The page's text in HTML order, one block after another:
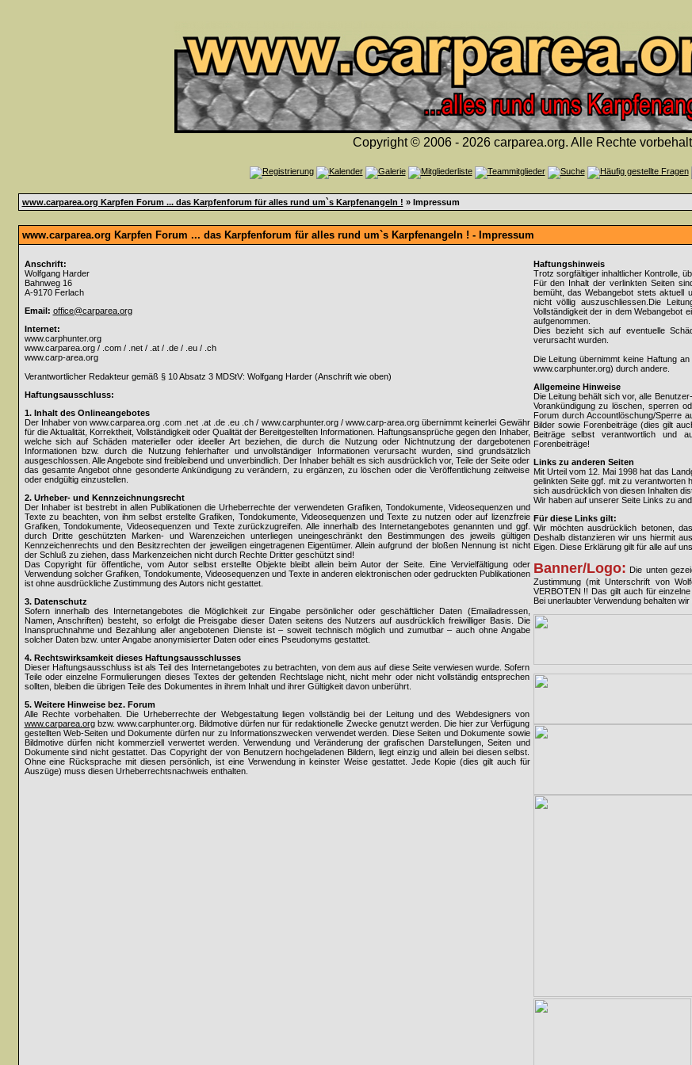
Copyright © 2006 - 2026 carparea.org. Alle Rechte
www.carparea.org Karpfen Forum ... das Karpfenforum für alles rund um`s Karpfenangeln ! » Impressum
www.carparea.org Karpfen Forum ... das Karpfenforum für alles rund um`s Karpfenangeln ! - Impressum
Anschrift:
Wolfgang Harder
Bahnweg 16
A-9170 Ferlach
Email: office@carparea.org
Internet:
www.carphunter.org
www.carparea.org / .com / .net / .at / .de / .eu / .ch
www.carp-area.org
Verantwortlicher Redakteur gemäß § 10 Absatz 3 MDStV: Wolfgang Harder (Anschrift wie oben)
Haftungsausschluss:
1. Inhalt des Onlineangebotes
Der Inhaber von www.carparea.org .com .net .at .de .eu .ch / www.carphunter.org / www.carp-area.org übernimmt keinerlei Gewähr
für die Aktualität, Korrektheit, Vollständigkeit oder Qualität der Bereitgestellten Informationen. Haftungsansprüche gegen den Inhaber,
welche sich auf Schäden materieller oder ideeller Art beziehen, die durch die Nutzung oder Nichtnutzung der dargebotenen
Informationen bzw. durch die Nutzung fehlerhafter und unvollständiger Informationen verursacht wurden, sind grundsätzlich
ausgeschlossen. Alle Angebote sind freibleibend und unverbindlich. Der Inhaber behält es sich ausdrücklich vor, Teile der Seite oder
das gesamte Angebot ohne gesonderte Ankündigung zu verändern, zu ergänzen, zu löschen oder die Veröffentlichung zeitweise
oder endgültig einzustellen.
2. Urheber- und Kennzeichnungsrecht
Der Inhaber ist bestrebt in allen Publikationen die Urheberrechte der verwendeten Grafiken, Tondokumente, Videosequenzen und
Texte zu beachten, von ihm selbst erstellte Grafiken, Tondokumente, Videosequenzen und Texte zu nutzen oder auf lizenzfreie
Grafiken, Tondokumente, Videosequenzen und Texte zurückzugreifen. Alle innerhalb des Internetangebotes genannten und ggf.
durch Dritte geschützten Marken- und Warenzeichen unterliegen uneingeschränkt den Bestimmungen des jeweils gültigen
Kennzeichenrechts und den Besitzrechten der jeweiligen eingetragenen Eigentümer. Allein aufgrund der bloßen Nennung ist nicht
der Schluß zu ziehen, dass Markenzeichen nicht durch Rechte Dritter geschützt sind!
Das Copyright für öffentliche, vom Autor selbst erstellte Objekte bleibt allein beim Autor der Seite. Eine Vervielfältigung oder
Verwendung solcher Grafiken, Tondokumente, Videosequenzen und Texte in anderen elektronischen oder gedruckten Publikationen
ist ohne ausdrückliche Zustimmung des Autors nicht gestattet.
3. Datenschutz
Sofern innerhalb des Internetangebotes die Möglichkeit zur Eingabe persönlicher oder geschäftlicher Daten (Emailadressen,
Namen, Anschriften) besteht, so erfolgt die Preisgabe dieser Daten seitens des Nutzers auf ausdrücklich freiwilliger Basis. Die
Inanspruchnahme und Bezahlung aller angebotenen Dienste ist – soweit technisch möglich und zumutbar – auch ohne Angabe
solcher Daten bzw. unter Angabe anonymisierter Daten oder eines Pseudonyms gestattet.
4. Rechtswirksamkeit dieses Haftungsausschlusses
Dieser Haftungsausschluss ist als Teil des Internetangebotes zu betrachten, von dem aus auf diese Seite verwiesen wurde. Sofern
Teile oder einzelne Formulierungen dieses Textes der geltenden Rechtslage nicht, nicht mehr oder nicht vollständig entsprechen
sollten, bleiben die übrigen Teile des Dokumentes in ihrem Inhalt und ihrer Gültigkeit davon unberührt.
5. Weitere Hinweise bez. Forum
Alle Rechte vorbehalten. Die Urheberrechte der Webgestaltung liegen vollständig bei der Leitung und des Webdesigners von
www.carparea.orgbzw. www.carphunter.org. Bildmotive dürfen nur für redaktionelle Zwecke genutzt werden. Die hier zur Verfügung
gestellten Web-Seiten und Dokumente dürfen nur zu Informationszwecken verwendet werden. Diese Seiten und Dokumente sowie
Bildmotive dürfen nicht kommerziell verwertet werden. Verwendung und Veränderung der grafischen Darstellungen, Seiten und
Dokumente sind nicht gestattet. Das Copyright der von Benutzern hochgeladenen Bildern, liegt einzig und allein bei diesen selbst.
Ohne eine Rücksprache mit diesen persönlich, ist eine Verwendung in keinster Weise gestattet. Jede Kopie (dies gilt auch für
Auszüge) muss diesen Urheberrechtsnachweis enthalten.
Haftungshinweis
Trotz sorgfältiger inhaltlicher Kontrolle,
Für den Inhalt der verlinkten Seiten
bemüht, das Webangebot stets aktuell
nicht völlig auszuschliessen.Die
Vollständigkeit der in dem Webangebot
aufgenommen.
Dies bezieht sich auf eventuelle
verursacht wurden.
Die Leitung übernimmt keine Haftung
www.carphunter.org) durch andere.
Allgemeine Hinweise
Die Leitung behält sich vor, alle
Vorankündigung zu löschen, sperren
Forum durch Accountlöschung/Sperre
Bilder sowie Forenbeiträge (dies gilt
Beiträge selbst verantwortlich und
Forenbeiträge!
Links zu anderen Seiten
Mit Urteil vom 12. Mai 1998 hat das
gelinkten Seite ggf. mit zu
sich ausdrücklich von diesen Inhalten
Wir haben auf unserer Seite Links zu
Für diese Links gilt:
Wir möchten ausdrücklich betonen,
Deshalb distanzieren wir uns hiermit
Eigen. Diese Erklärung gilt für alle auf
Banner/Logo: Die unten
Zustimmung (mit Unterschrift von
VERBOTEN !! Das gilt auch für
Bei unerlaubter Verwendung behalten